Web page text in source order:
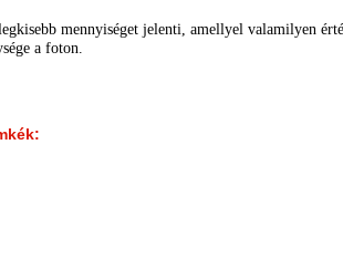
mennyiséget jelenti, amellyel valamilyen
a foton.